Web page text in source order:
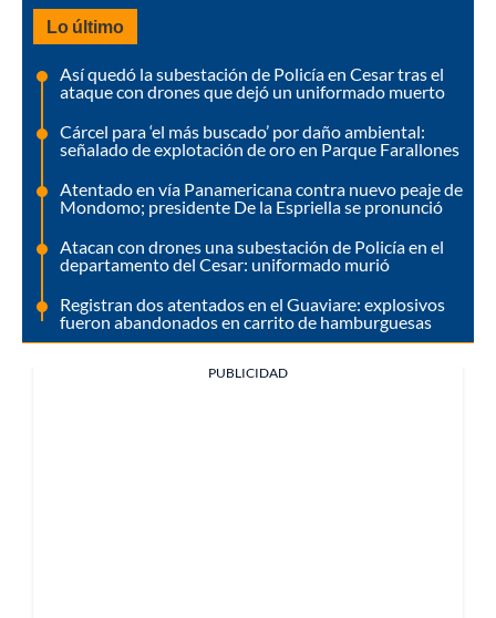
Lo último
Así quedó la subestación de Policía en Cesar tras el
ataque con drones que dejó un uniformado muerto
Cárcel para ‘el más buscado’ por daño ambiental:
señalado de explotación de oro en Parque Farallones
Atentado en vía Panamericana contra nuevo peaje de
Mondomo; presidente De la Espriella se pronunció
Atacan con drones una subestación de Policía en el
departamento del Cesar: uniformado murió
Registran dos atentados en el Guaviare: explosivos
fueron abandonados en carrito de hamburguesas
PUBLICIDAD